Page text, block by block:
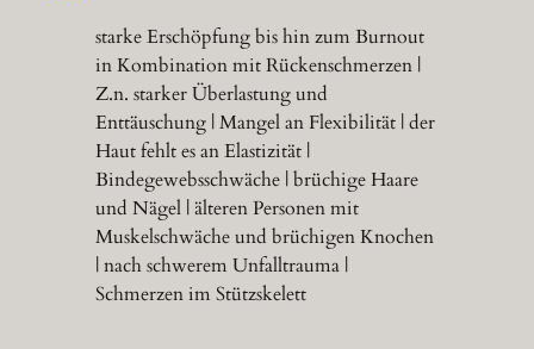
starke Erschöpfung bis hin zum Burnout
in Kombination mit Rückenschmerzen |
Z.n. starker Überlastung und
Enttäuschung | Mangel an Flexibilität | der
Haut fehlt es an Elastizität |
Bindegewebsschwäche | brüchige Haare
und Nägel | älteren Personen mit
Muskelschwäche und brüchigen Knochen
| nach schwerem Unfalltrauma |
Schmerzen im Stützskelett